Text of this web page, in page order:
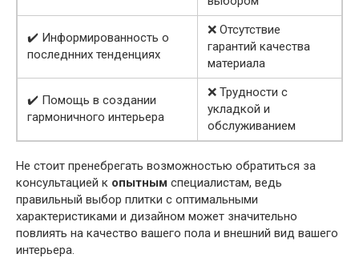
✔️ Информированность о
последнних тенденциях
❌ Отсутствие
гарантий качества
материала
✔️ Помощь в создании
гармоничного интерьера
❌ Трудности с
укладкой и
обслуживанием
Не стоит пренебрегать возможностью обратиться за
консультацией к опытным специалистам, ведь
правильный выбор плитки с оптимальными
характеристиками и дизайном может значительно
повлиять на качество вашего пола и внешний вид вашего
интерьера.